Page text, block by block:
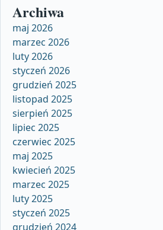
Archiwa
maj 2026
marzec 2026
luty 2026
styczeń 2026
grudzień 2025
listopad 2025
sierpień 2025
lipiec 2025
czerwiec 2025
maj 2025
kwiecień 2025
marzec 2025
luty 2025
styczeń 2025
grudzień 2024